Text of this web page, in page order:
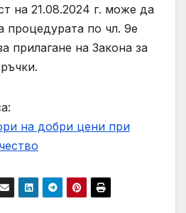
на 21.08.2024 г. може да
процедурата по чл. 9е
прилагане на Закона за
на добри цени при